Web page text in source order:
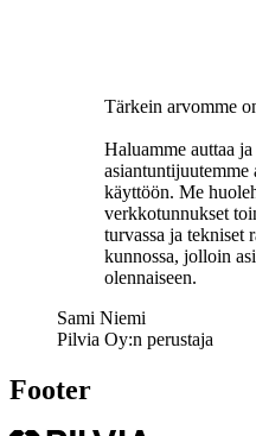
Tärkein arvomme
Haluamme auttaa
asiantuntijuutemme
käyttöön. Me
verkkotunnukset
turvassa ja tekniset
kunnossa, jolloin
olennaiseen.
Sami Niemi
Pilvia Oy:n perustaja
Footer